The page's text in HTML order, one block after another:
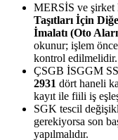
MERSİS ve şirket
Taşıtları İçin
İmalatı (Oto
okunur; işlem
kontrol edilmelidir.
ÇSGB İSGGM
2931 dört haneli
kayıt ile fiili iş
SGK tescil
gerekiyorsa son
yapılmalıdır.